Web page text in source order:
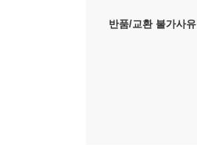
반품/교환 불가사유